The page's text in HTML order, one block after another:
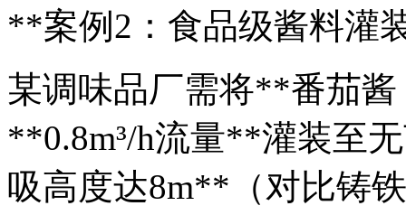
**案例2：食品级酱料灌
某调味品厂需将**番茄酱
**0.8m³/h流量**灌装至
吸高度达8m**（对比铸